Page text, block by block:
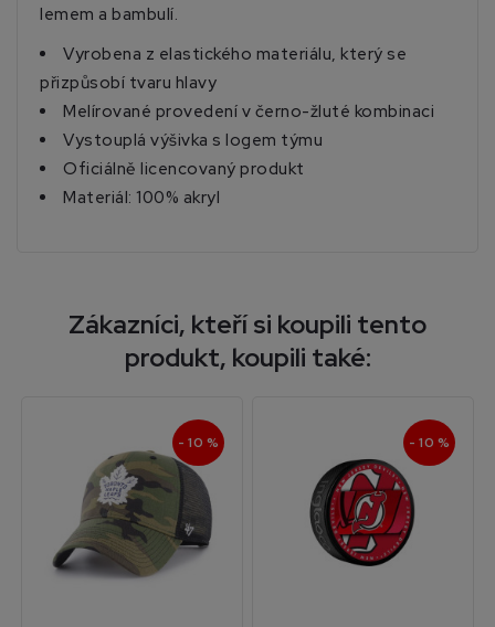
lemem a bambulí.
Vyrobena z elastického materiálu, který se
přizpůsobí tvaru hlavy
Melírované provedení v černo-žluté kombinaci
Vystouplá výšivka s logem týmu
Oficiálně licencovaný produkt
Materiál: 100% akryl
Zákazníci, kteří si koupili tento
produkt, koupili také:
- 10 % - 10 %